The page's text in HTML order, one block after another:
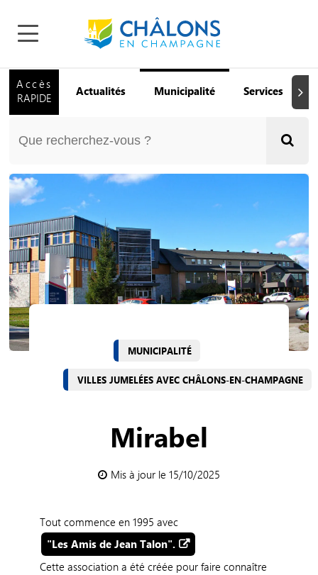
Accès
RAPIDE
Actualités Municipalité Services
MUNICIPALITÉ
VILLES JUMELÉES AVEC CHÂLONS-EN-CHAMPAGNE
Mirabel
Mis à jour le 15/10/2025
Tout commence en 1995 avec
"Les Amis de Jean Talon".
Cette association a été créée pour faire connaître